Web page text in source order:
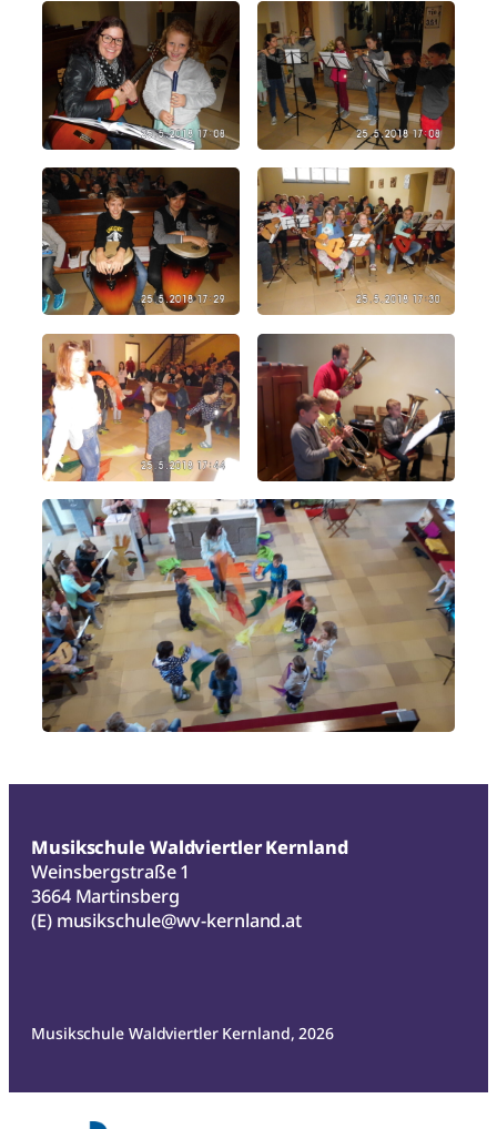
Musikschule Waldviertler Kernland
Weinsbergstraße 1
3664 Martinsberg
(E) musikschule@wv-kernland.at
Musikschule Waldviertler Kernland, 2026